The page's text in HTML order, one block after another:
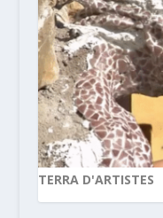
TERRA D'ARTISTES